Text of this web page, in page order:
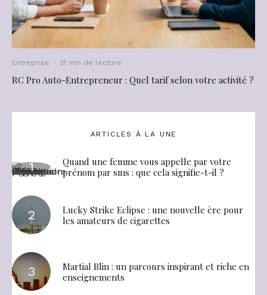
Entreprise · 21 min de lecture
RC Pro Auto-Entrepreneur : Quel tarif selon votre activité ?
ARTICLES À LA UNE
Quand une femme vous appelle par votre
prénom par sms : que cela signifie-t-il ?
Lucky Strike Eclipse : une nouvelle ère pour
les amateurs de cigarettes
Martial Blin : un parcours inspirant et riche en
enseignements